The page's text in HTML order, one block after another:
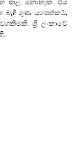
කළ නොහැක. එය
බැඳී ගුණ යහපත්කම්,
ශ්‍රී ලංකාවේ